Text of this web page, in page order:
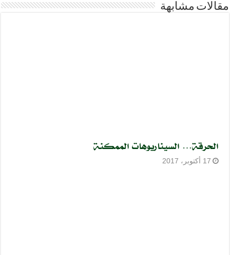
مقالات مشابهة
الحرقة… السيناريوهات الممكنة
17 أكتوبر، 2017